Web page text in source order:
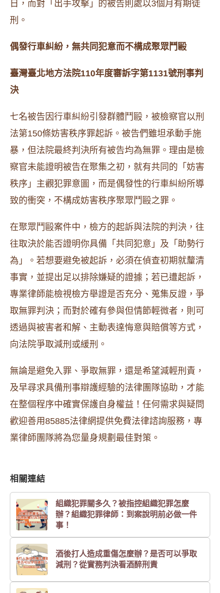
日，而對「出手攻擊」的被告則處以3個月有期徒
刑。
偶發行車糾紛，無共同犯意而不構成聚眾鬥毆
臺灣臺北地方法院110年度審訴字第1131號刑事判
決
七名被告因行車糾紛引發群體鬥毆，被檢察官以刑
法第150條妨害秩序罪起訴。被告們雖坦承動手施
暴，但法院最終判決所有被告均為無罪。理由是檢
察官未能證明被告在聚集之初，就有共同的「妨害
秩序」主觀犯罪意圖，而是偶發性的行車糾紛所導
致的衝突，不構成妨害秩序聚眾鬥毆之罪。
在聚眾鬥毆案件中，檢方的起訴與法院的判決，往
往取決於能否證明你具備「共同犯意」及「助勢行
為」。若想要避免被起訴，必須在偵查初期就釐清
事實，並提出足以排除嫌疑的證據；若已遭起訴，
專業律師能檢視檢方舉證是否充分、蒐集反證，爭
取無罪判決；而對於確有參與但情節輕微者，則可
透過與被害者和解、主動表達悔意與賠償等方式，
向法院爭取減刑或緩刑。
無論是避免入罪、爭取無罪，還是希望減輕刑責，
及早尋求具備刑事辯護經驗的法律團隊協助，才能
在整個程序中確實保護自身權益！任何需求與疑問
歡迎善用85885法律網提供免費法律諮詢服務，專
業律師團隊將為您量身規劃最佳對策。
相關連結
組織犯罪關多久？被指控組織犯罪怎麼
辦？組織犯罪律師：到案說明前必做一件
事！
酒後打人造成重傷怎麼辦？是否可以爭取
減刑？從實務判決看酒醉刑責